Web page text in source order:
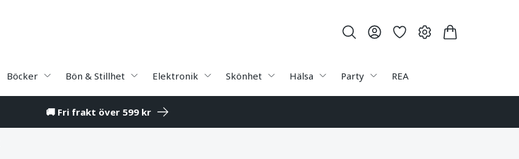
Böcker Bön & Stillhet Elektronik Skönhet Hälsa Party REA
🚚 Fri frakt över 599 kr